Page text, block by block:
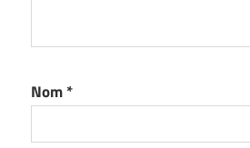
Nom*